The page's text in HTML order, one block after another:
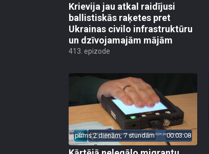
Krievija jau atkal raidījusi
ballistiskās raķetes pret
Ukrainas civilo infrastruktūru
un dzīvojamajām mājām
413. epizode
pirms 2 dienām, 7 stundām 00:03:08